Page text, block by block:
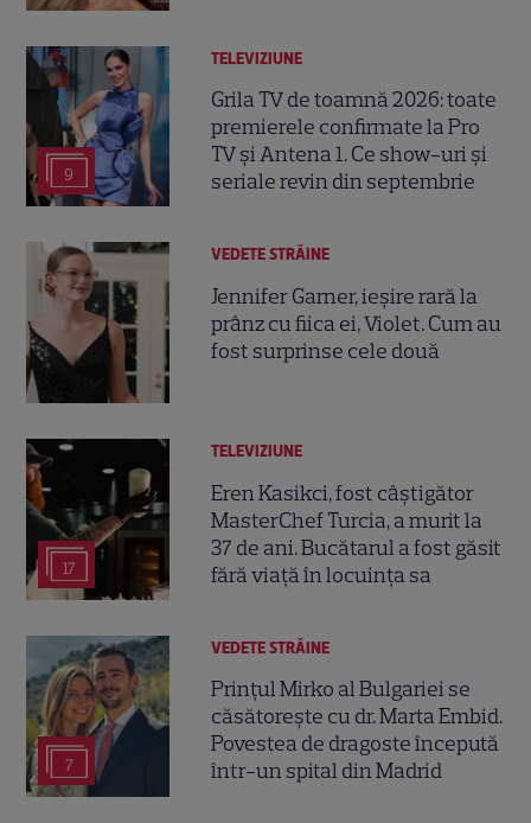
9
TELEVIZIUNE
Grila TV de toamnă 2026: toate
premierele confirmate la Pro
TV și Antena 1. Ce show-uri și
seriale revin din septembrie
VEDETE STRĂINE
Jennifer Garner, ieșire rară la
prânz cu fiica ei, Violet. Cum au
fost surprinse cele două
17
TELEVIZIUNE
Eren Kasikci, fost câștigător
MasterChef Turcia, a murit la
37 de ani. Bucătarul a fost găsit
fără viață în locuința sa
7
VEDETE STRĂINE
Prințul Mirko al Bulgariei se
căsătorește cu dr. Marta Embid.
Povestea de dragoste începută
într-un spital din Madrid